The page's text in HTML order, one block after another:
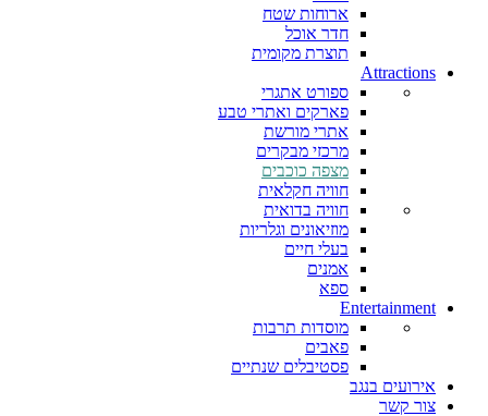
ארוחות שטח
חדר אוכל
תוצרת מקומית
Attractions
ספורט אתגרי
פארקים ואתרי טבע
אתרי מורשת
מרכזי מבקרים
מצפה כוכבים
חוויה חקלאית
חוויה בדואית
מוזיאונים וגלריות
בעלי חיים
אמנים
ספא
Entertainment
מוסדות תרבות
פאבים
פסטיבלים שנתיים
אירועים בנגב
צור קשר